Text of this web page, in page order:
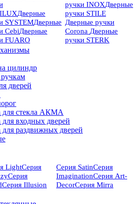
Дверные
SYSTEMДверные
CebiДверные
FUARO
ручки INOXДверные
ручки STILE
Дверные ручки
Corona Дверные
ручки STERK
цилиндр
дверей
для стекла АКМА
входных дверей
раздвижных дверей
LightСерия
Серия
Серия Illusion
Серия SatinСерия
ImaginationСерия Art-
DeсorСерия Mirra